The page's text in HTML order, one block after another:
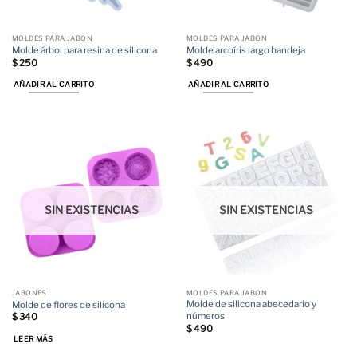
MOLDES PARA JABON
Molde árbol para resina de silicona
$250
AÑADIR AL CARRITO
MOLDES PARA JABON
Molde arcoíris largo bandeja
$490
AÑADIR AL CARRITO
SIN EXISTENCIAS
JABONES
Molde de flores de silicona
$340
LEER MÁS
SIN EXISTENCIAS
MOLDES PARA JABON
Molde de silicona abecedario y
números
$490